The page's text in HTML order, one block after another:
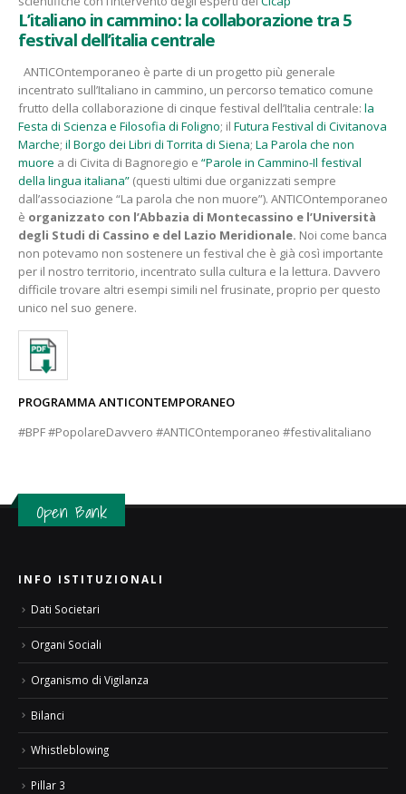
L’italiano in cammino: la collaborazione tra 5
festival dell’italia centrale
ANTICOntemporaneo è parte di un progetto più generale
incentrato sull’Italiano in cammino, un percorso tematico comune
frutto della collaborazione di cinque festival dell’Italia centrale: la
Festa di Scienza e Filosofia di Foligno; il Futura Festival di Civitanova
Marche; il Borgo dei Libri di Torrita di Siena; La Parola che non
muore a di Civita di Bagnoregio e “Parole in Cammino-Il festival
della lingua italiana” (questi ultimi due organizzati sempre
dall’associazione “La parola che non muore”). ANTICOntemporaneo
è organizzato con l’Abbazia di Montecassino e l’Università
degli Studi di Cassino e del Lazio Meridionale. Noi come banca
non potevamo non sostenere un festival che è già così importante
per il nostro territorio, incentrato sulla cultura e la lettura. Davvero
difficile trovare altri esempi simili nel frusinate, proprio per questo
unico nel suo genere.
PROGRAMMA ANTICONTEMPORANEO
#BPF #PopolareDavvero #ANTICOntemporaneo #festivalitaliano
Open Bank
INFO ISTITUZIONALI
Dati Societari
Organi Sociali
Organismo di Vigilanza
Bilanci
Whistleblowing
Pillar 3